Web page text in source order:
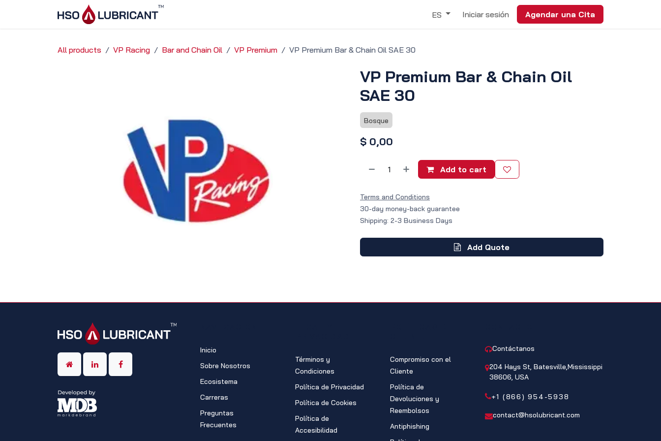
ES Iniciar sesión Agendar una Cita
All products VP Racing Bar and Chain Oil VP Premium VP Premium Bar & Chain Oil SAE 30
VP Premium Bar & Chain Oil
SAE 30
Bosque
$ 0,00
Add to cart
Terms and Conditions
30-day money-back guarantee
Shipping: 2-3 Business Days
Add Quote
Inicio
Sobre Nosotros
Ecosistema
Carreras
Preguntas
Frecuentes
Términos y
Condiciones
Política de Privacidad
Política de Cookies
Política de
Accesibilidad
Compromiso con el
Cliente
Política de
Devoluciones y
Reembolsos
Antiphishing
Contáctanos
204 Hays St, Batesville,Mississippi
38606, USA
+1 (866) 954-5938
contact@hsolubricant.com